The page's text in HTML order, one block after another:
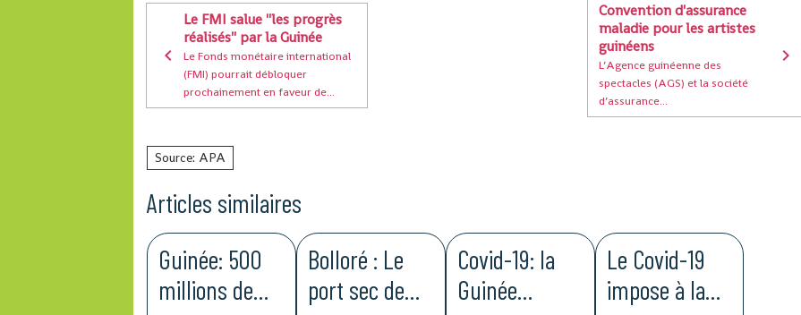
Le FMI salue ''les progrès
réalisés'' par la Guinée
Le Fonds monétaire international
(FMI) pourrait débloquer
prochainement en faveur de...
Convention d'assurance
maladie pour les artistes
guinéens
L’Agence guinéenne des
spectacles (AGS) et la société
d’assurance...
Source: APA
Articles similaires
Guinée: 500
millions de
Bolloré : Le
port sec de
Covid-19: la
Guinée
Le Covid-19
impose à la